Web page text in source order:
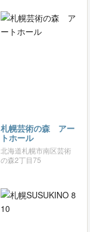
札幌芸術の森 アー
トホール
北海道札幌市南区芸術
の森2丁目75